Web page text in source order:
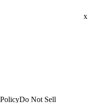
x
Do Not Sell